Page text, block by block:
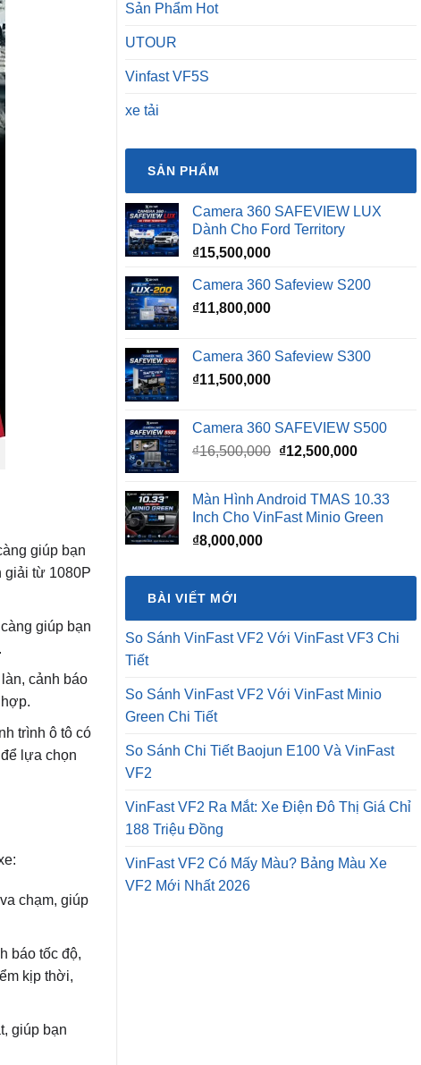
giúp bạn
giải từ 1080P
giúp bạn
cảnh báo
trình ô tô có
lựa chọn
chạm, giúp
báo tốc độ,
kịp thời,
giúp bạn
Sản Phẩm Hot
UTOUR
Vinfast VF5S
xe tải
SẢN PHẨM
Camera 360 SAFEVIEW LUX
Dành Cho Ford Territory
₫15,500,000
Camera 360 Safeview S200
₫11,800,000
Camera 360 Safeview S300
₫11,500,000
Camera 360 SAFEVIEW S500
₫16,500,000 Giá
₫16,500,000.
₫12,500,000Giá
là:
Màn Hình Android TMAS 10.33
Inch Cho VinFast Minio Green
₫8,000,000
BÀI VIẾT MỚI
So Sánh VinFast VF2 Với VinFast VF3 Chi
Tiết
So Sánh VinFast VF2 Với VinFast Minio
Green Chi Tiết
So Sánh Chi Tiết Baojun E100 Và VinFast
VF2
VinFast VF2 Ra Mắt: Xe Điện Đô Thị Giá Chỉ
188 Triệu Đồng
VinFast VF2 Có Mấy Màu? Bảng Màu Xe
VF2 Mới Nhất 2026